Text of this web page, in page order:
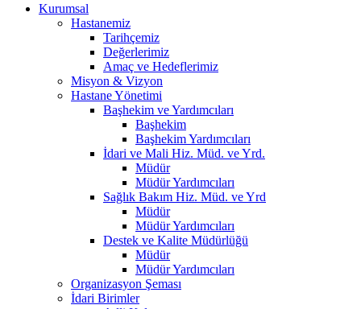
Kurumsal
Hastanemiz
Tarihçemiz
Değerlerimiz
Amaç ve Hedeflerimiz
Misyon & Vizyon
Hastane Yönetimi
Başhekim ve Yardımcıları
Başhekim
Başhekim Yardımcıları
İdari ve Mali Hiz. Müd. ve Yrd.
Müdür
Müdür Yardımcıları
Sağlık Bakım Hiz. Müd. ve Yrd
Müdür
Müdür Yardımcıları
Destek ve Kalite Müdürlüğü
Müdür
Müdür Yardımcıları
Organizasyon Şeması
İdari Birimler